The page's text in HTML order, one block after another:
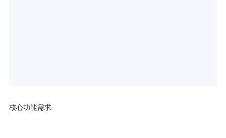
核心功能需求